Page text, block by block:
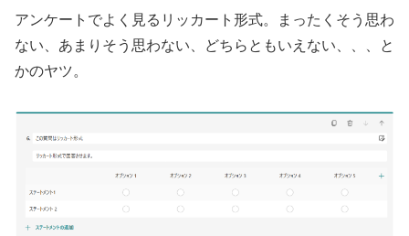
アンケートでよく見るリッカート形式。まったくそう思わ
ない、あまりそう思わない、どちらともいえない、、、と
かのヤツ。